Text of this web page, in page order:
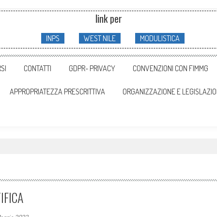
link per
INPS WEST NILE MODULISTICA
CONTATTI GDPR- PRIVACY CONVENZIONI CON FIMMG
APPROPRIATEZZA PRESCRITTIVA ORGANIZZAZIONE E